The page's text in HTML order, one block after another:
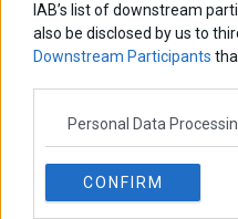
IAB’s list of downstream
also be disclosed by us to
Downstream Participants
Personal Data
CONFIRM